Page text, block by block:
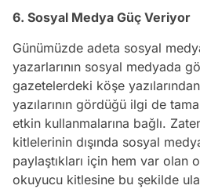
6. Sosyal Medya Güç Veriyor
Günümüzde adeta sosyal
yazarlarının sosyal medyada
gazetelerdeki köşe
yazılarının gördüğü ilgi de
etkin kullanmalarına bağlı.
kitlelerinin dışında sosyal
paylaştıkları için hem var olan
okuyucu kitlesine bu şekilde